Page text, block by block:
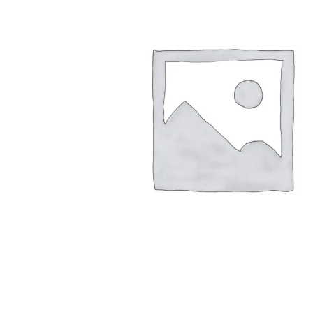
Arbres fruitiers
Plantes méditerranéennes et exotiques
Plantes
Plantes
Plantes
Plantes
Plantes